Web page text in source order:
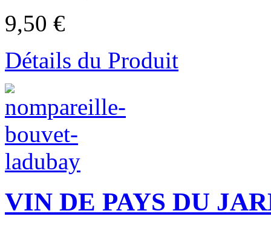
9,50 €
Détails du Produit
VIN DE PAYS DU